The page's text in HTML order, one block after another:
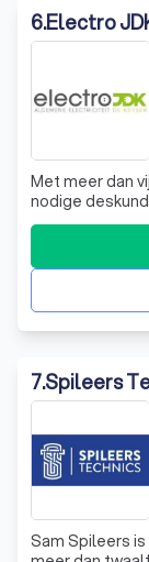
6.Electro
Met meer dan
nodige
werken zowel
voor de
Voor al onze
propere,
7.Spileers
Sam Spileers